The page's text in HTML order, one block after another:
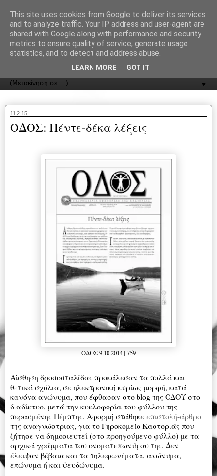
ΟΔΟΣ
▼
11.2.15
ΟΔΟΣ: Πέντε-δέκα λέξεις
ΟΔΟΣ 9.10.2014 | 759
Αίσθηση δροσοσταλίδας προκάλεσαν τα πολλά και
θετικά σχόλια, σε ηλεκτρονική κυρίως μορφή, κατά
κανόνα ανώνυμα, που έφθασαν στο blog της ΟΔΟΥ στο
διαδίκτυο, μετά την κυκλοφορία του φύλλου της
περασμένης Πέμπτης. Αφορμή στάθηκε επιστολή-άρθρο
της αναγνώστριας, για το Γηροκομείο Καστοριάς που
ζήτησε να δημοσιευτεί (στο προηγούμενο φύλλο) με τα
αρχικά γράμματα του ονοματεπωνύμου της. Δεν
έλειψαν βέβαια και τα τηλεφωνήματα, ανώνυμα,
επώνυμα ή και ψευδώνυμα.
This site uses cookies from Google to deliver its services
and to analyze traffic. Your IP address and user-agent are
shared with Google along with performance and security
metrics to ensure quality of service, generate usage
statistics, and to detect and address abuse.
LEARN MORE GOT IT